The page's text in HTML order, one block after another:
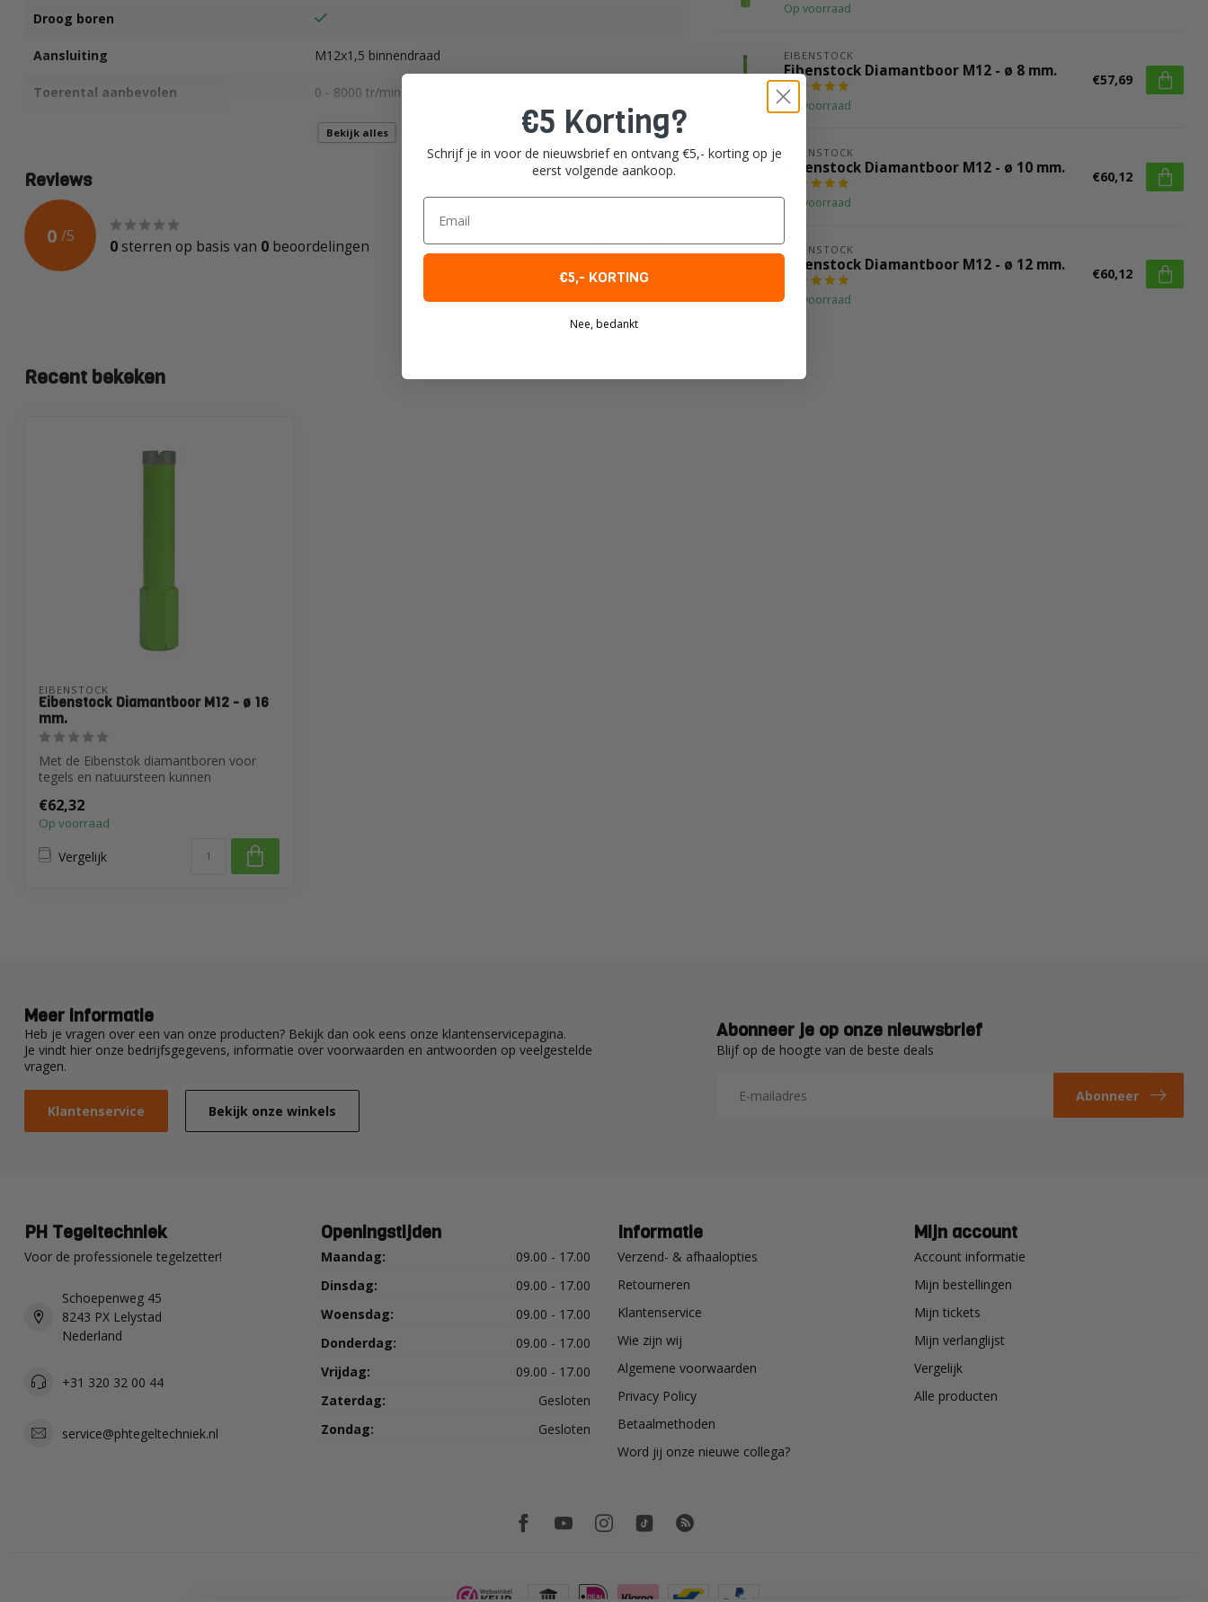
Droog boren
Aansluiting M12x1,5 binnendraad
Toerental aanbevolen 0 - 8000 tr/min.
Wand- en Vloertegels, Natuursteen, Graniet e.d.
Bekijk alles
Reviews
0 /5
0 sterren op basis van 0 beoordelingen
Op voorraad
EIBENSTOCK
Eibenstock Diamantboor M12 - ø 8 mm.
Op voorraad
€57,69
EIBENSTOCK
Eibenstock Diamantboor M12 - ø 10 mm.
Op voorraad
€60,12
EIBENSTOCK
Eibenstock Diamantboor M12 - ø 12 mm.
Op voorraad
€60,12
Recent bekeken
EIBENSTOCK
Eibenstock Diamantboor M12 - ø 16
mm.
Met de Eibenstok diamantboren voor
tegels en natuursteen kunnen
€62,32
Op voorraad
Vergelijk
Meer informatie
Heb je vragen over een van onze producten? Bekijk dan ook eens onze klantenservicepagina.
Je vindt hier onze bedrijfsgegevens, informatie over voorwaarden en antwoorden op veelgestelde
vragen.
Klantenservice Bekijk onze winkels
Abonneer je op onze nieuwsbrief
Blijf op de hoogte van de beste deals
Abonneer
PH Tegeltechniek
Voor de professionele tegelzetter!
Schoepenweg 45
8243 PX Lelystad
Nederland
+31 320 32 00 44
service@phtegeltechniek.nl
Openingstijden
Maandag:
09.00 - 17.00
Dinsdag:
09.00 - 17.00
Woensdag:
09.00 - 17.00
Donderdag:
09.00 - 17.00
Vrijdag:
09.00 - 17.00
Zaterdag:
Gesloten
Zondag:
Gesloten
Informatie
Verzend- & afhaalopties
Retourneren
Klantenservice
Wie zijn wij
Algemene voorwaarden
Privacy Policy
Betaalmethoden
Word jij onze nieuwe collega?
Mijn account
Account informatie
Mijn bestellingen
Mijn tickets
Mijn verlanglijst
Vergelijk
Alle producten
€5 Korting?
Schrijf je in voor de nieuwsbrief en ontvang €5,- korting op je
eerst volgende aankoop.
Email
€5,- KORTING
Nee, bedankt